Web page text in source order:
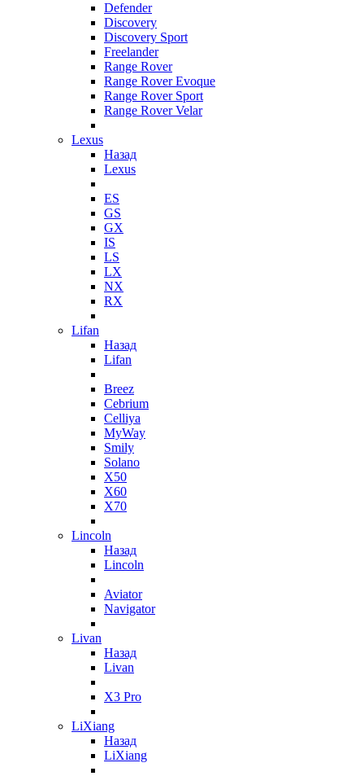
Defender
Discovery
Discovery Sport
Freelander
Range Rover
Range Rover Evoque
Range Rover Sport
Range Rover Velar
Lexus
Назад
Lexus
ES
GS
GX
IS
LS
LX
NX
RX
Lifan
Назад
Lifan
Breez
Cebrium
Celliya
MyWay
Smily
Solano
X50
X60
X70
Lincoln
Назад
Lincoln
Aviator
Navigator
Livan
Назад
Livan
X3 Pro
LiXiang
Назад
LiXiang